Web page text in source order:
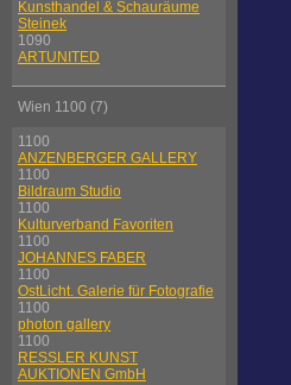
Kunsthandel & Schauräume
Steinek
1090
ARTUNITED
Wien 1100 (7)
1100
ANZENBERGER GALLERY
1100
Bildraum Studio
1100
Kulturverband Favoriten
1100
JOHANNES FABER
1100
OstLicht. Galerie für Fotografie
1100
photon gallery
1100
RESSLER KUNST
AUKTIONEN GmbH